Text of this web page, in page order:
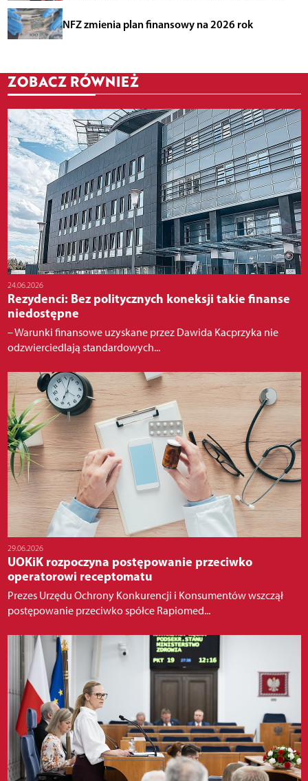
NFZ zmienia plan finansowy na 2026 rok
ZOBACZ RÓWNIEŻ
24.06.2026
Rezydenci: Bez politycznych koneksji takie finanse
niedostępne
– Warunki finansowe uzyskane przez Dawida Kacprzyka nie
odzwierciedlają standardowych...
29.06.2026
UOKiK rozpoczyna postępowanie przeciwko
operatorowi receptomatu
Prezes Urzędu Ochrony Konkurencji i Konsumentów wszczął
postępowanie przeciwko spółce Rapiomed...